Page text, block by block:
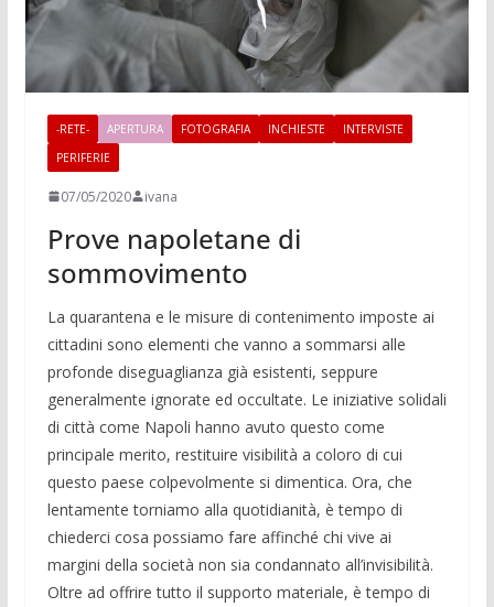
-RETE- APERTURA FOTOGRAFIA INCHIESTE
INTERVISTE
PERIFERIE
07/05/2020 ivana
Prove napoletane di
sommovimento
La quarantena e le misure di contenimento imposte ai
cittadini sono elementi che vanno a sommarsi alle
profonde diseguaglianza già esistenti, seppure
generalmente ignorate ed occultate. Le iniziative solidali
di città come Napoli hanno avuto questo come
principale merito, restituire visibilità a coloro di cui
questo paese colpevolmente si dimentica. Ora, che
lentamente torniamo alla quotidianità, è tempo di
chiederci cosa possiamo fare affinché chi vive ai
margini della società non sia condannato all’invisibilità.
Oltre ad offrire tutto il supporto materiale, è tempo di